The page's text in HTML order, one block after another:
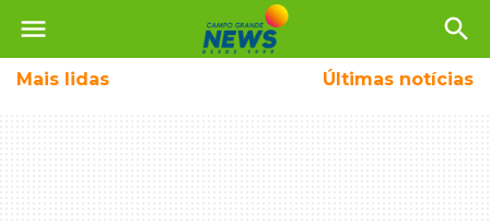
menu search
Mais lidas Últimas notícias